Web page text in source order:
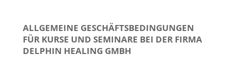
ALLGEMEINE GESCHÄFTSBEDINGUNGEN
FÜR KURSE UND SEMINARE BEI DER FIRMA
DELPHIN HEALING GMBH